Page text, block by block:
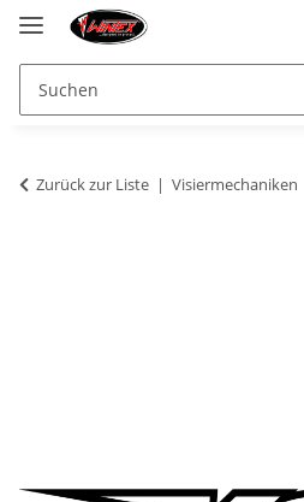
Zurück zur Liste Visiermechaniken